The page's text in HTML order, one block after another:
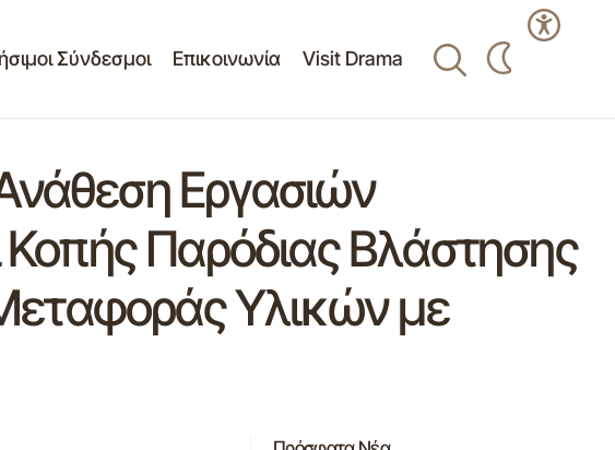
Σύνδεσμοι Επικοινωνία Visit Drama
Εργασιών
Παρόδιας Βλάστησης
Υλικών με